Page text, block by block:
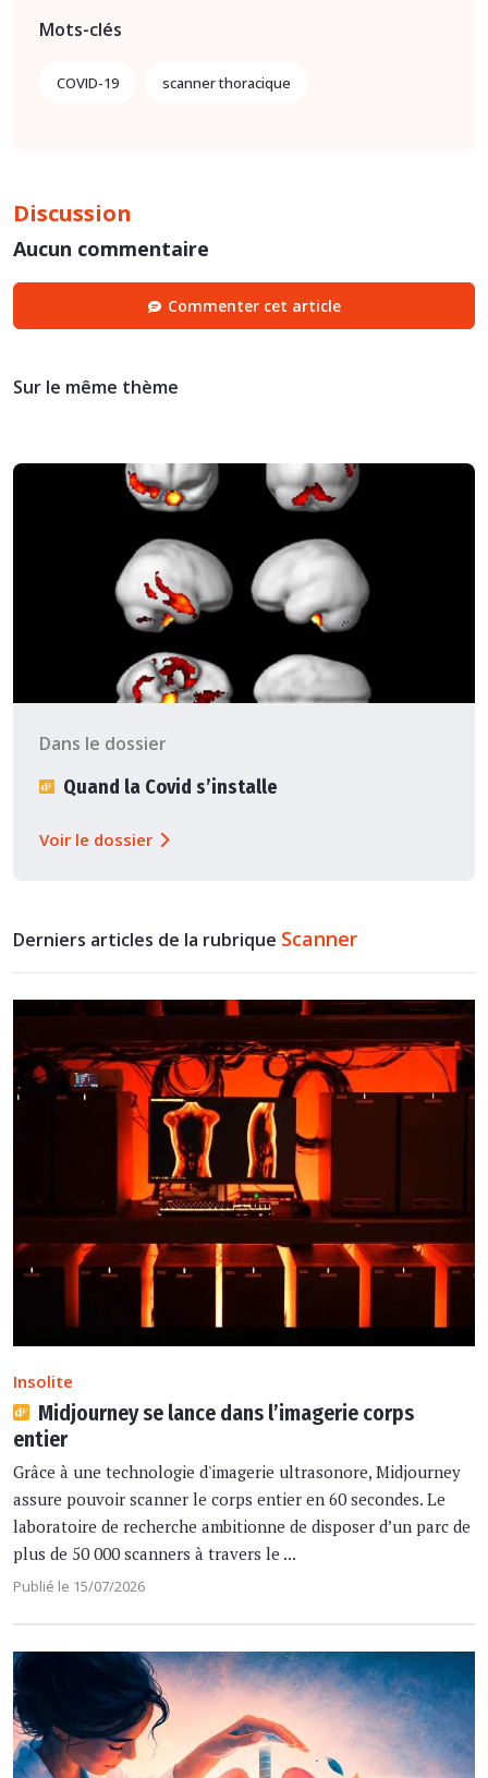
Mots-clés
COVID-19 scanner thoracique
Discussion
Aucun commentaire
Commenter cet article
Sur le même thème
Dans le dossier
Quand la Covid s’installe
Voir le dossier
Derniers articles de la rubrique Scanner
Insolite
Midjourney se lance dans l’imagerie corps
entier
Grâce à une technologie d'imagerie ultrasonore, Midjourney
assure pouvoir scanner le corps entier en 60 secondes. Le
laboratoire de recherche ambitionne de disposer d’un parc de
plus de 50 000 scanners à travers le ...
Publié le 15/07/2026